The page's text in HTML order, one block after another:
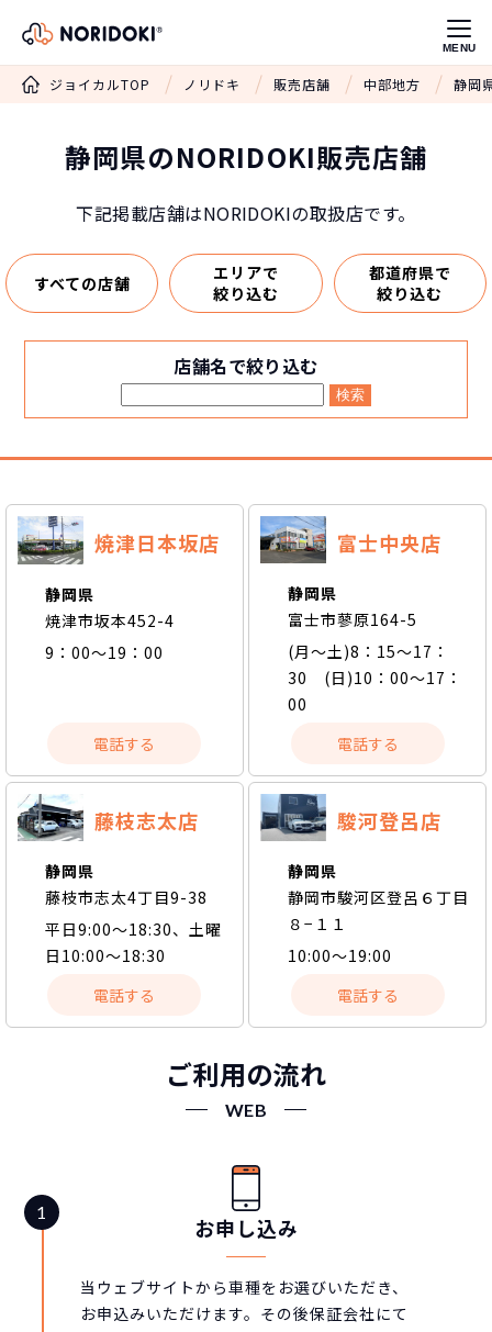
MENU
ジョイカルTOP ノリドキ 販売店舗 中部地方 静岡
静岡県のNORIDOKI販売店舗
下記掲載店舗はNORIDOKIの取扱店です。
すべての店舗
エリアで
絞り込む
都道府県で
絞り込む
店舗名で絞り込む
検索
焼津日本坂店
静岡県
焼津市坂本452-4
9：00～19：00
電話する
富士中央店
静岡県
富士市蓼原164-5
(月～土)8：15～17：
30 (日)10：00～17：
00
電話する
藤枝志太店
静岡県
藤枝市志太4丁目9-38
平日9:00～18:30、土曜
日10:00～18:30
電話する
駿河登呂店
静岡県
静岡市駿河区登呂６丁目
８−１１
10:00〜19:00
電話する
ご利用の流れ
WEB
お申し込み
当ウェブサイトから車種をお選びいただき、
お申込みいただけます。その後保証会社にて